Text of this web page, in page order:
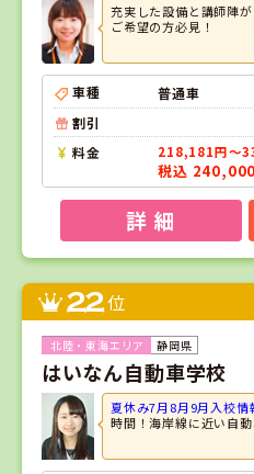
充実した設備と講師陣
ご希望の方必見！
車種
普通車
割引
料金
218,181円～
税込
詳 細
22位
静岡県
はいなん自動車学校
夏休み7月8月9月入校情
時間！海岸線に近い自動